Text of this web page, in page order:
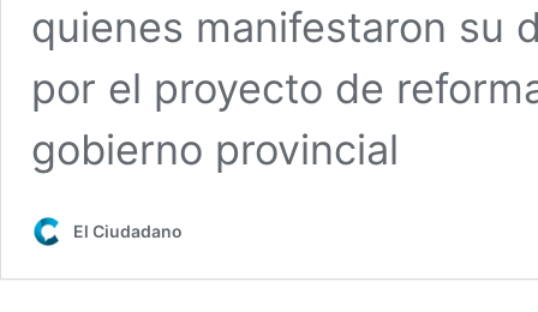
quienes manifestaron su
por el proyecto de
gobierno provincial
El Ciudadano